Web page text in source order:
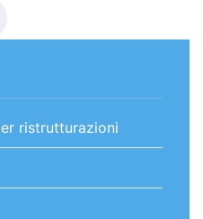
ristrutturazioni